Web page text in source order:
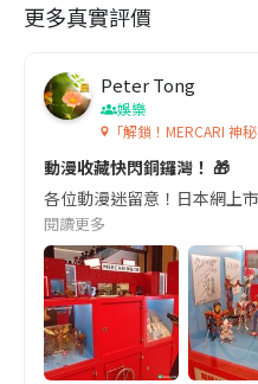
更多真實評價
Peter Tong
娛樂
「解鎖！MERCARI 神
動漫收藏快閃銅鑼灣！ 🎁
各位動漫迷留意！日本網上
閱讀更多